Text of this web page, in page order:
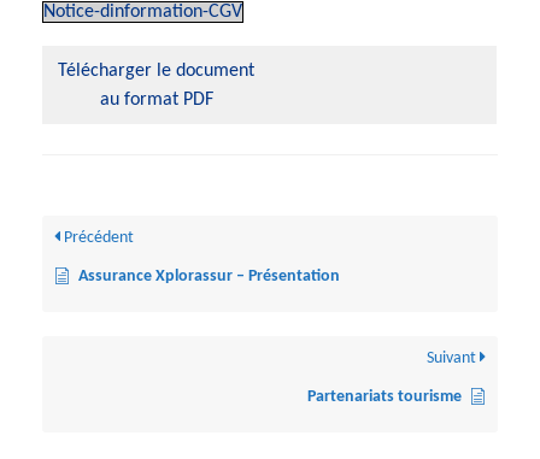
Notice-dinformation-CGV
Télécharger le document
au format PDF
Précédent
Assurance Xplorassur – Présentation
Suivant
Partenariats tourisme